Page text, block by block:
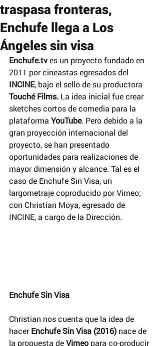
traspasa fronteras,
Enchufe llega a Los
Ángeles sin visa
Enchufe.tv es un proyecto fundado en
2011 por cineastas egresados del
INCINE, bajo el sello de su productora
Touché Films. La idea inicial fue crear
sketches cortos de comedia para la
plataforma YouTube. Pero debido a la
gran proyección internacional del
proyecto, se han presentado
oportunidades para realizaciones de
mayor dimensión y alcance. Tal es el
caso de Enchufe Sin Visa, un
largometraje coproducido por Vimeo;
con Christian Moya, egresado de
INCINE, a cargo de la Dirección.
Enchufe Sin Visa
Christian nos cuenta que la idea de
hacer Enchufe Sin Visa (2016) nace de
la propuesta de Vimeo para co-producir